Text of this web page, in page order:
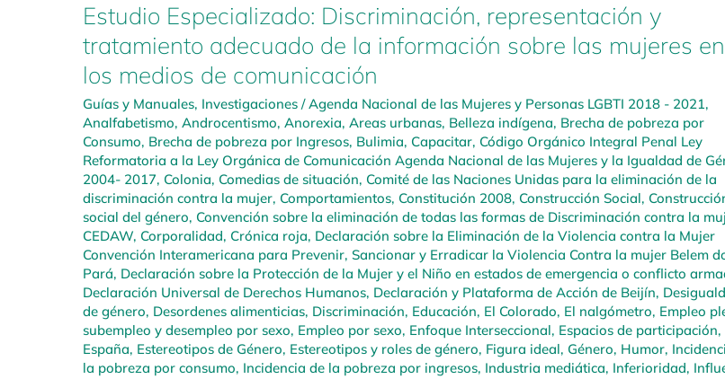
Estudio Especializado: Discriminación, representación y
tratamiento adecuado de la información sobre las mujeres en
los medios de comunicación
Guías y Manuales, Investigaciones /Agenda Nacional de las Mujeres y Personas LGBTI 2018 - 2021,
Analfabetismo, Androcentismo, Anorexia, Areas urbanas, Belleza indígena, Brecha de pobreza por
Consumo, Brecha de pobreza por Ingresos, Bulimia, Capacitar, Código Orgánico Integral Penal Ley
Reformatoria a la Ley Orgánica de Comunicación Agenda Nacional de las Mujeres y la Igualdad de
2004- 2017, Colonia, Comedias de situación, Comité de las Naciones Unidas para la eliminación de la
discriminación contra la mujer, Comportamientos, Constitución 2008, Construcción Social,
social del género, Convención sobre la eliminación de todas las formas de Discriminación contra la
CEDAW, Corporalidad, Crónica roja, Declaración sobre la Eliminación de la Violencia contra la Mujer
Convención Interamericana para Prevenir, Sancionar y Erradicar la Violencia Contra la mujer Belem
Pará, Declaración sobre la Protección de la Mujer y el Niño en estados de emergencia o conflicto
Declaración Universal de Derechos Humanos, Declaración y Plataforma de Acción de Beijín,
de género, Desordenes alimenticias, Discriminación, Educación, El Colorado, El nalgómetro, Empleo
subempleo y desempleo por sexo, Empleo por sexo, Enfoque Interseccional, Espacios de participación,
España, Estereotipos de Género, Estereotipos y roles de género, Figura ideal, Género, Humor,
la pobreza por consumo, Incidencia de la pobreza por ingresos, Industria mediática, Inferioridad,